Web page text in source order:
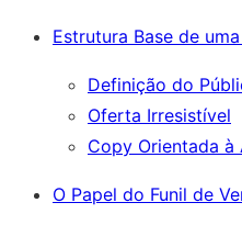
Estrutura Base de
Definição do
Oferta Irresistível
Copy Orientada à
O Papel do Funil de